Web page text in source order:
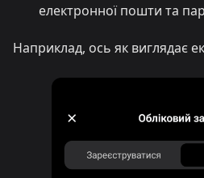
електронної пошти та
Наприклад, ось як виглядає